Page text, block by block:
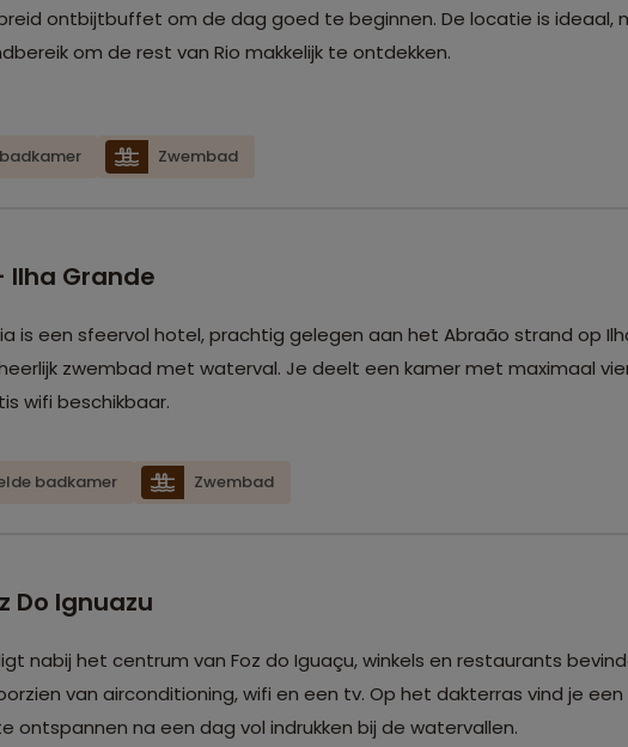
ontbijtbuffet om de dag goed te beginnen. De locatie is ideaal,
om de rest van Rio makkelijk te ontdekken.
Zwembad
Ilha Grande
is een sfeervol hotel, prachtig gelegen aan het Abraão strand op
zwembad met waterval. Je deelt een kamer met maximaal
wifi beschikbaar.
badkamer Zwembad
Do Ignuazu
nabij het centrum van Foz do Iguaçu, winkels en restaurants
van airconditioning, wifi en een tv. Op het dakterras vind je
ontspannen na een dag vol indrukken bij de watervallen.